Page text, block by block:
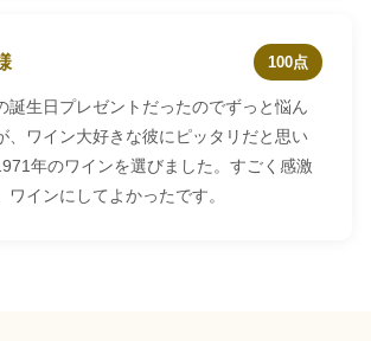
100点
誕生日プレゼントだったのでずっと悩ん
、ワイン大好きな彼にピッタリだと思い
年のワインを選びました。すごく感激
ワインにしてよかったです。